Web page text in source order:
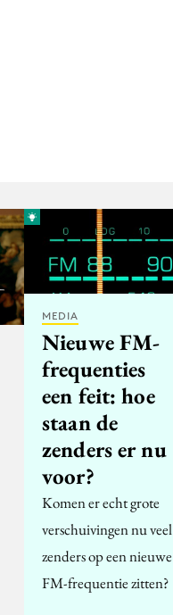
MEDIA
Nieuwe FM-
frequenties
een feit: hoe
staan de
zenders er nu
voor?
Komen er echt grote
verschuivingen nu veel
zenders op een nieuwe
FM-frequentie zitten?